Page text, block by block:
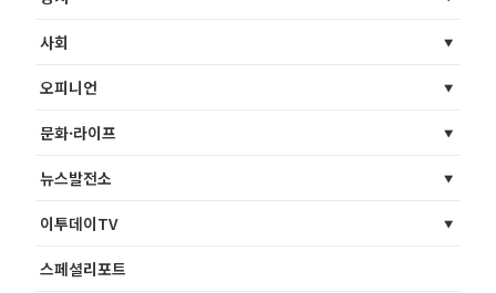
사회
오피니언
문화·라이프
뉴스발전소
이투데이TV
스페셜리포트